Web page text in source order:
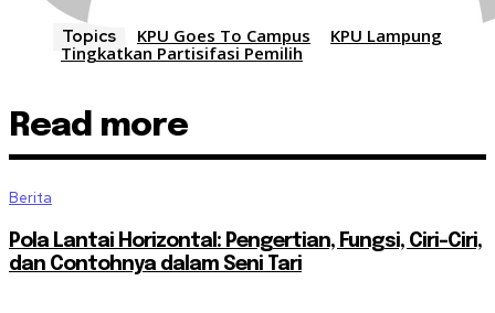
Topics KPU Goes To Campus
KPU Lampung
Tingkatkan Partisifasi Pemilih
Read more
Berita
Pola Lantai Horizontal: Pengertian, Fungsi, Ciri-Ciri,
dan Contohnya dalam Seni Tari